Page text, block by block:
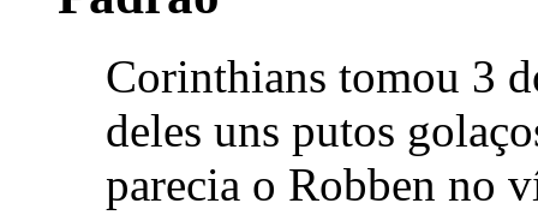
Corinthians tomou 3
deles uns putos
parecia o Robben no